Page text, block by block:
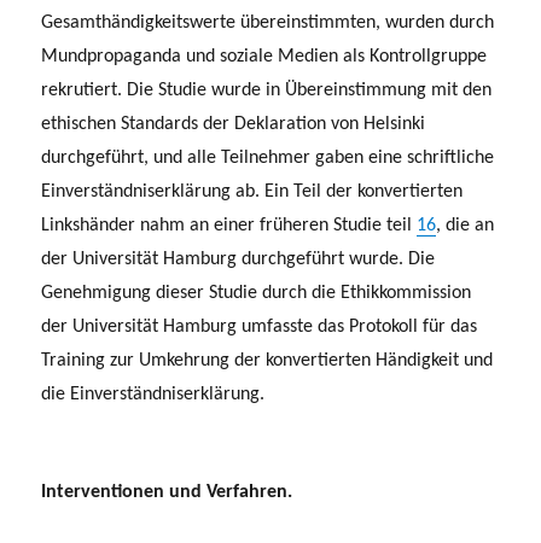
Gesamthändigkeitswerte übereinstimmten, wurden durch
Mundpropaganda und soziale Medien als Kontrollgruppe
rekrutiert. Die Studie wurde in Übereinstimmung mit den
ethischen Standards der Deklaration von Helsinki
durchgeführt, und alle Teilnehmer gaben eine schriftliche
Einverständniserklärung ab. Ein Teil der konvertierten
Linkshänder nahm an einer früheren Studie teil 16, die an
der Universität Hamburg durchgeführt wurde. Die
Genehmigung dieser Studie durch die Ethikkommission
der Universität Hamburg umfasste das Protokoll für das
Training zur Umkehrung der konvertierten Händigkeit und
die Einverständniserklärung.
Interventionen und Verfahren.